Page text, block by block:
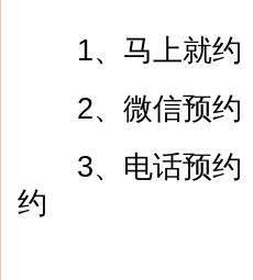
1、马上就约
2、微信预约：
3、电话预约：
约